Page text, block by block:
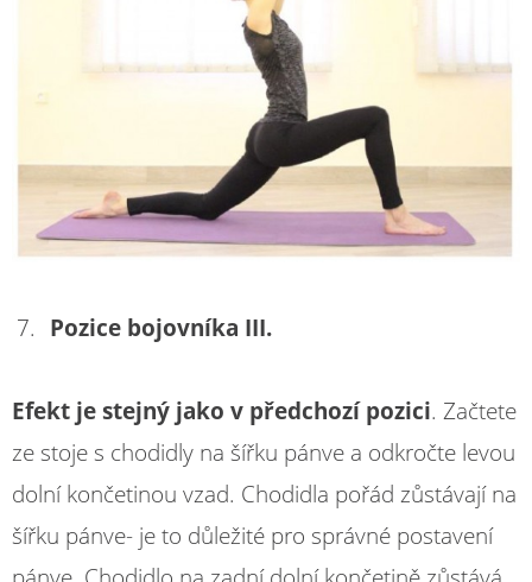
Pozice bojovníka III.
Efekt je stejný jako v předchozí pozici. Začtete
ze stoje s chodidly na šířku pánve a odkročte levou
dolní končetinou vzad. Chodidla pořád zůstávají na
šířku pánve- je to důležité pro správné postavení